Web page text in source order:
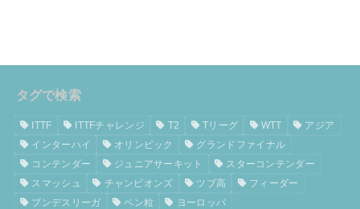
タグで検索
ITTF ITTFチャレンジ T2 Tリーグ WTT
アジア
インターハイ
オリンピック
グランドファイナル
コンテンダー
ジュニアサーキット
スターコンテンダー
スマッシュ
チャンピオンズ ツブ高
フィーダー
ブンデスリーガ
ペン粒
ヨーロッパ